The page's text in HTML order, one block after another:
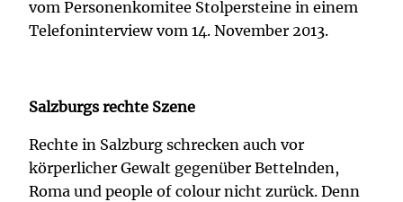
vom Personenkomitee Stolpersteine in einem
Telefoninterview vom 14. November 2013.
Salzburgs rechte Szene
Rechte in Salzburg schrecken auch vor
körperlicher Gewalt gegenüber Bettelnden,
Roma und people of colour nicht zurück. Denn